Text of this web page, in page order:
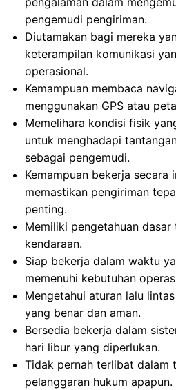
pengemudi pengiriman.
Diutamakan bagi mereka
keterampilan komunikasi
operasional.
Kemampuan membaca
menggunakan GPS atau
Memelihara kondisi fisik
untuk menghadapi
sebagai pengemudi.
Kemampuan bekerja secara
memastikan pengiriman
penting.
Memiliki pengetahuan
kendaraan.
Siap bekerja dalam waktu
memenuhi kebutuhan
Mengetahui aturan lalu
yang benar dan aman.
Bersedia bekerja dalam
hari libur yang diperlukan.
Tidak pernah terlibat dalam
pelanggaran hukum apapun.